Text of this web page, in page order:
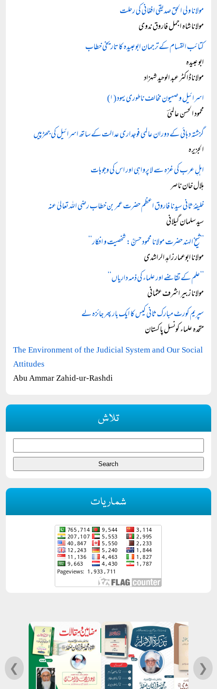
مولانا ولی الحق صدیقی افغانی کی رحلت
مولانا شاہ اجمل فاروق ندوی
کتائب القسام کے ترجمان ابوعبیدہ کا تاریخی خطاب
ابو عبیدہ
مولانا ڈاکٹر عبد الوحید شہزاد
اسرائیل و صہیون مخالف ناطوری یہود (۱)
محمود الحسن عالمیؔ
گزشتہ دہائی کے دوران عالمی فوجداری عدالت کے ساتھ اسرائیل کی جھڑپیں
الجزیرہ
اہلِ عرب کی غزہ سے لا پرواہی اور اس کی وجوہات
ہلال خان ناصر
خلیفۂ ثانی سیدنا فاروق اعظم حضرت عمر بن خطاب رضی اللہ تعالیٰ عنہ
سید سلمان گیلانی
’’شیخ الہند حضرت مولانا محمود حسنؒ: شخصیت و افکار‘‘
مولانا ابوعمار زاہد الراشدی
’’علم کے تقاضے اور علماء کی ذمہ داریاں‘‘
مولانا زبیر اشرف عثمانی
سپریم کورٹ مبارک ثانی کیس کا ایک بار پھر جائزہ لے
متحدہ علماء کونسل پاکستان
The Environment of the Judicial System and Our Social
Attitudes
Abu Ammar Zahid-ur-Rashdi
تلاش
شماریات
❮ ❯